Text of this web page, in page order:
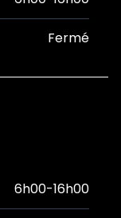
Fermé
6h00-16h00